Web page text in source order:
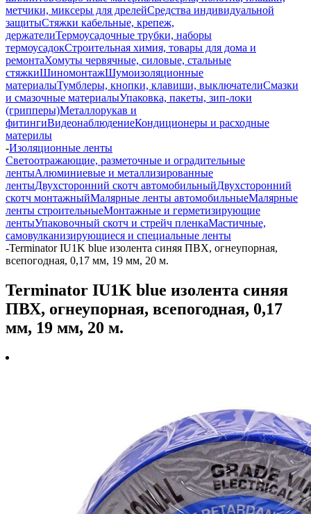
метчики, миксеры для дрелейСредства индивидуальной
защитыСтяжки кабельные, крепеж,
держателиТермоусадочные трубки, наборы
термоусадокСтроительная химия, товары для дома и
ремонтаХомуты червячные, силовые, стальные
стяжкиШиномонтажШумоизоляционные
материалыТумблеры, кнопки, клавиши, выключателиСмазки
и смазочные материалыУпаковка, пакеты, зип-локи
(грипперы)Металлорукав и
фитингиВидеонаблюдениеКондиционеры и расходные
материлы
-Изоляционные ленты
Светоотражающие, разметочные и оградительные
лентыАлюминиевые и металлизированные
лентыДвухсторонний скотч автомобильныйДвухсторонний
скотч монтажныйМалярные ленты автомобильныеМалярные
ленты строительныеМонтажные и герметизирующие
лентыУпаковочный скотч и стрейч пленкаМастичные,
самовулканизирующиеся и специальные ленты
-Terminator IU1K blue изолента синяя ПВХ, огнеупорная,
всепогодная, 0,17 мм, 19 мм, 20 м.
Terminator IU1K blue изолента синяя
ПВХ, огнеупорная, всепогодная, 0,17
мм, 19 мм, 20 м.